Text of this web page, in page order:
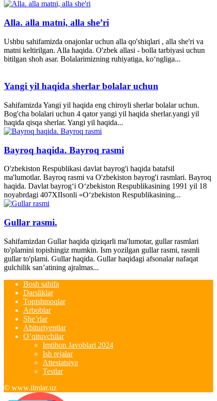
Alla. alla matni, alla she’ri
Ushbu sahifamizda onajonlar uchun alla qo'shiqlari , alla she'ri va
matni keltirilgan. Alla haqida. O'zbek allasi - bolla tarbiyasi uchun
bitilgan shoh asar. Bolalarimizning ruhiyatiga, ko‘ngliga...
Yangi yil haqida sherlar bolalar uchun
Sahifamizda Yangi yil haqida eng chiroyli sherlar bolalar uchun.
Bog'cha bolalari uchun 4 qator yangi yil haqida sherlar.yangi yil
haqida qisqa sherlar. Yangi yil haqida...
Bayroq haqida. Bayroq rasmi
O'zbekiston Respublikasi davlat bayrog'i haqida batafsil
ma'lumotlar. Bayroq rasmi va O'zbekiston bayrog'i rasmlari. Bayroq
haqida. Davlat bayrog‘i O‘zbekiston Respublikasining 1991 yil 18
noyabrdagi 407­XII­sonli «O‘zbekiston Respublikasining...
Gullar rasmi.
Sahifamizdan Gullar haqida qiziqarli ma'lumotar, gullar rasmlari
to'plamini topishingiz mumkin. Ism yozilgan gullar rasmi, rasmli
gullar to'plami. Gullar haqida. Gullar haqidagi afsonalar nafaqat
gulchilik san’atining ajralmas...
Bosh sahifa
Darsliklar
Topishmoqlar
Arboblar
She’rlar
Abituriyentlar
O’qituvchilar
Imtihon Javoblari 2024
Ish rejalar
Attestatsiya
Testlar
© www.ilmlar.uz